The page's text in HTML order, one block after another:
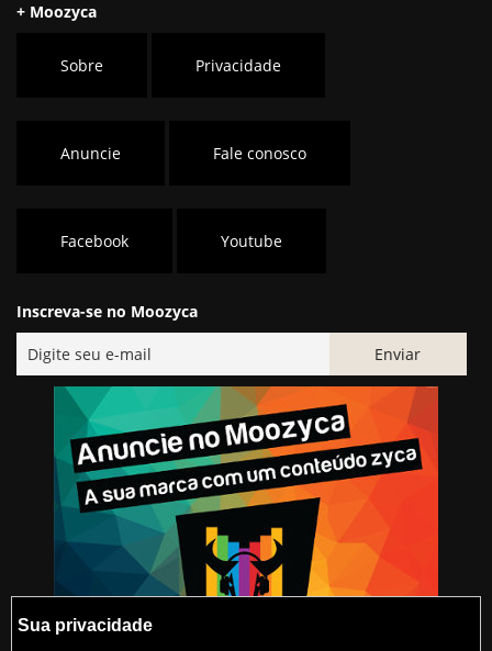
+ Moozyca
Sobre Privacidade
Anuncie Fale conosco
Facebook Youtube
Inscreva-se no Moozyca
Sua privacidade